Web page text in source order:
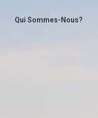
Qui Sommes-Nous?